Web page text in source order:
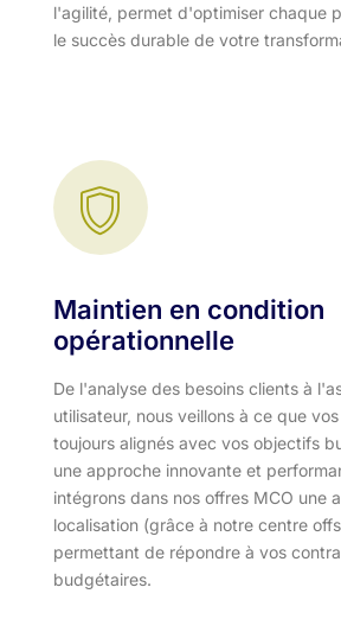
l'agilité, permet d'optimiser chaque
le succès durable de votre
Maintien en condition
opérationnelle
De l'analyse des besoins clients à
utilisateur, nous veillons à ce que
toujours alignés avec vos objectifs
une approche innovante et
intégrons dans nos offres MCO une
localisation (grâce à notre centre
permettant de répondre à vos
budgétaires.